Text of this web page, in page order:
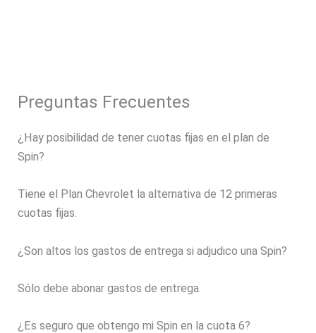
Preguntas Frecuentes
¿Hay posibilidad de tener cuotas fijas en el plan de
Spin?
Tiene el Plan Chevrolet la alternativa de 12 primeras
cuotas fijas.
¿Son altos los gastos de entrega si adjudico una Spin?
Sólo debe abonar gastos de entrega.
¿Es seguro que obtengo mi Spin en la cuota 6?